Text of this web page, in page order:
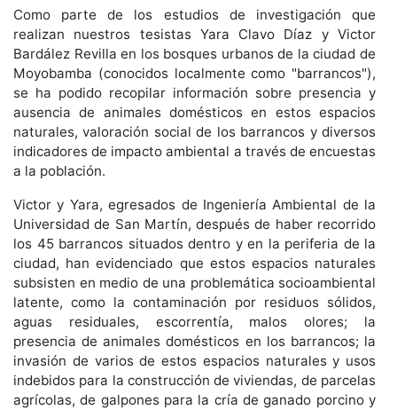
Como parte de los estudios de investigación que
realizan nuestros tesistas Yara Clavo Díaz y Victor
Bardález Revilla en los bosques urbanos de la ciudad de
Moyobamba (conocidos localmente como "barrancos"),
se ha podido recopilar información sobre presencia y
ausencia de animales domésticos en estos espacios
naturales, valoración social de los barrancos y diversos
indicadores de impacto ambiental a través de encuestas
a la población.
Victor y Yara, egresados de Ingeniería Ambiental de la
Universidad de San Martín, después de haber recorrido
los 45 barrancos situados dentro y en la periferia de la
ciudad, han evidenciado que estos espacios naturales
subsisten en medio de una problemática socioambiental
latente, como la contaminación por residuos sólidos,
aguas residuales, escorrentía, malos olores; la
presencia de animales domésticos en los barrancos; la
invasión de varios de estos espacios naturales y usos
indebidos para la construcción de viviendas, de parcelas
agrícolas, de galpones para la cría de ganado porcino y